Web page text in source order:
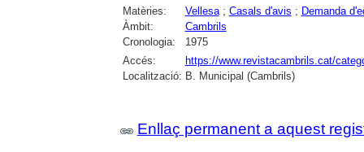
Matèries: Vellesa; Casals d'avis ; Demanda
Àmbit:
Cambrils
Cronologia:
1975
Accés:
https://www.revistacambrils.cat/
Localització: B. Municipal (Cambrils)
Enllaç permanent a aquest